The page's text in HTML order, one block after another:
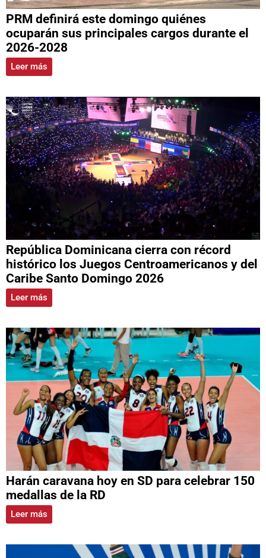
PRM definirá este domingo quiénes
ocuparán sus principales cargos durante el
2026-2028
Leer más
República Dominicana cierra con récord
histórico los Juegos Centroamericanos y del
Caribe Santo Domingo 2026
Leer más
Harán caravana hoy en SD para celebrar 150
medallas de la RD
Leer más